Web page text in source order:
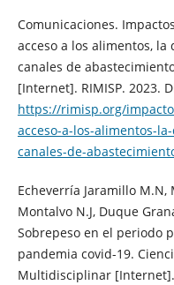
Comunicaciones.
acceso a los alimentos,
canales de
[Internet]. RIMISP. 2023.
https://rimisp.org/
acceso-a-los-alimentos-
canales-de-
Echeverría Jaramillo M.N,
Montalvo N.J, Duque
Sobrepeso en el periodo
pandemia covid-19.
Multidisciplinar [Internet].